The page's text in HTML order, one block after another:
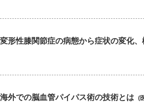
変形性膝関節症の病態から症状の変化
海外での脳血管パイパス術の技術とは (